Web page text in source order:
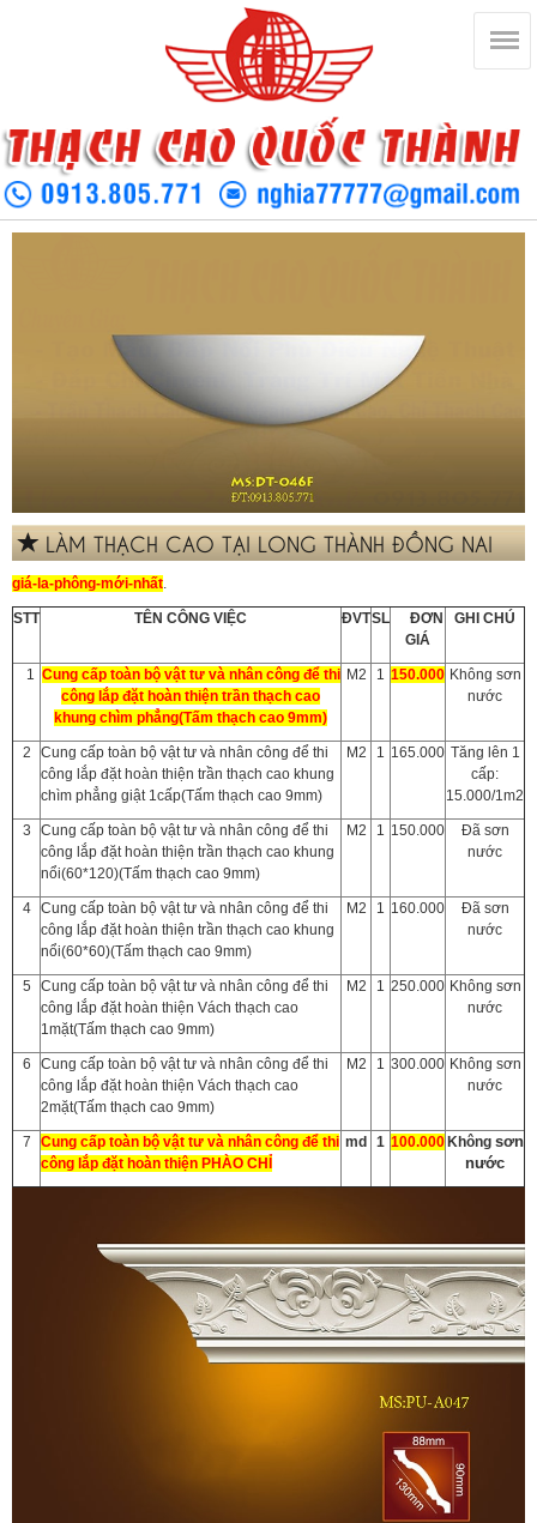
LÀM THẠCH CAO TẠI LONG THÀNH ĐỒNG NAI
giá-la-phông-mới-nhất
STT TÊN CÔNG VIỆC ĐVTSL
ĐƠN
GIÁ
GHI CHÚ
1
Cung cấp toàn bộ vật tư và nhân công để thi
công lắp đặt hoàn thiện trần thạch cao
khung chìm phẳng(Tấm thạch cao 9mm)
M2 1 150.000 Không sơn
nước
2
Cung cấp toàn bộ vật tư và nhân công để thi
công lắp đặt hoàn thiện trần thạch cao khung
chìm phẳng giật 1cấp(Tấm thạch cao 9mm)
M2 1 165.000 Tăng lên 1
cấp:
15.000/1m2
3
Cung cấp toàn bộ vật tư và nhân công để thi
công lắp đặt hoàn thiện trần thạch cao khung
nổi(60*120)(Tấm thạch cao 9mm)
M2 1 150.000
Đã sơn
nước
4
Cung cấp toàn bộ vật tư và nhân công để thi
công lắp đặt hoàn thiện trần thạch cao khung
nổi(60*60)(Tấm thạch cao 9mm)
M2 1 160.000
Đã sơn
nước
5
Cung cấp toàn bộ vật tư và nhân công để thi
công lắp đặt hoàn thiện Vách thạch cao
1mặt(Tấm thạch cao 9mm)
M2 1 250.000 Không sơn
nước
6
Cung cấp toàn bộ vật tư và nhân công để thi
công lắp đặt hoàn thiện Vách thạch cao
2mặt(Tấm thạch cao 9mm)
M2 1 300.000 Không sơn
nước
7
Cung cấp toàn bộ vật tư và nhân công để thi
công lắp đặt hoàn thiện PHÀO CHỈ
md 1 100.000Không sơn
nước